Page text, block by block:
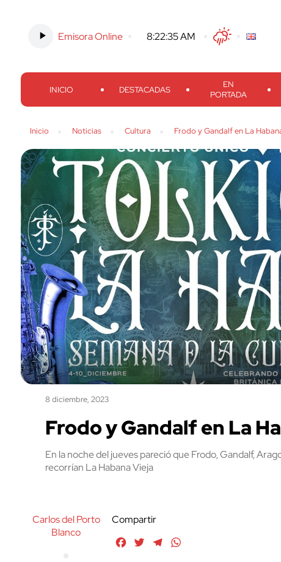
Emisora Online 8:22:36 AM TwitterFacebook
Threads
INICIO DESTACADAS
EN
PORTADA
Inicio Noticias Cultura Frodo y Gandalf en La
8 diciembre, 2023
Frodo y Gandalf en La
En la noche del jueves pareció que Frodo, Gandalf,
recorrían La Habana Vieja
Carlos del Porto
Blanco
Compartir
FacebookTwitterTelegram